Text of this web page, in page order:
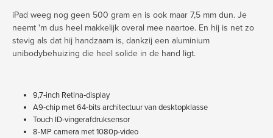
iPad weeg nog geen 500 gram en is ook maar 7,5 mm dun. Je
neemt 'm dus heel makkelijk overal mee naartoe. En hij is net zo
stevig als dat hij handzaam is, dankzij een aluminium
unibodybehuizing die heel solide in de hand ligt.
9,7‐inch Retina‐display
A9‐chip met 64‐bits architectuur van desktopklasse
Touch ID-vingerafdruksensor
8‐MP camera met 1080p-video